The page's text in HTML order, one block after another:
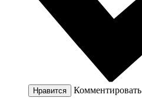
Нравится Комментировать